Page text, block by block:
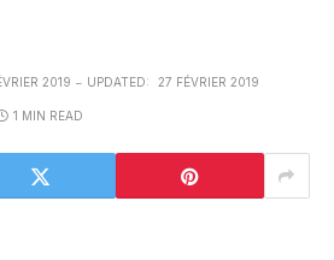
2019 UPDATED: 27 FÉVRIER 2019
1 MIN READ